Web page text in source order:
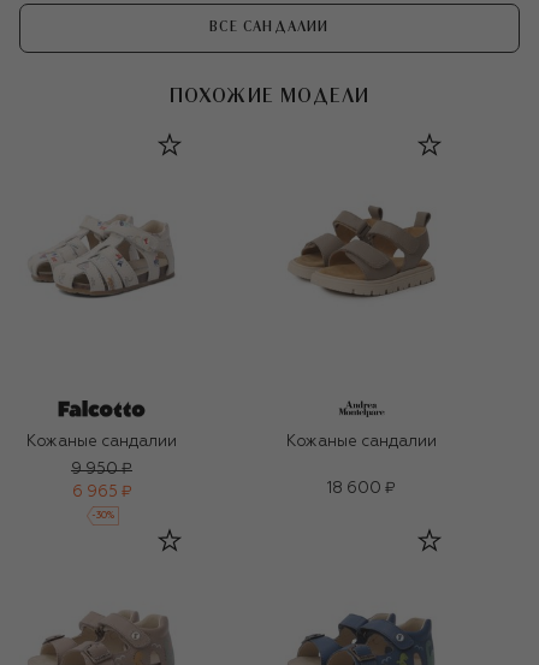
ВСЕ САНДАЛИИ
ПОХОЖИЕ МОДЕЛИ
Кожаные сандалии
9 950 ₽
6 965 ₽
-30%
Кожаные сандалии
18 600 ₽